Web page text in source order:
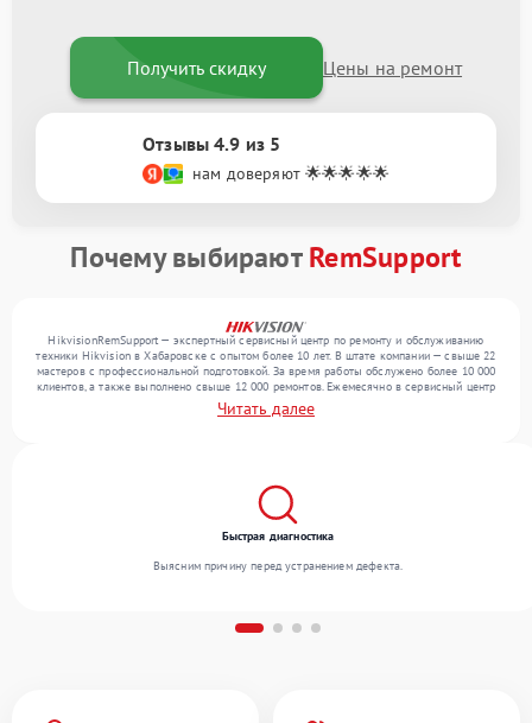
Получить скидку Цены на ремонт
Отзывы 4.9 из 5
нам доверяют 🌟🌟🌟🌟🌟
Почему выбираютRemSupport
HikvisionRemSupport — экспертный сервисный центр по ремонту и обслуживанию
техники Hikvision в Хабаровске с опытом более 10 лет. В штате компании — свыше 22
мастеров с профессиональной подготовкой. За время работы обслужено более 10 000
клиентов, а также выполнено свыше 12 000 ремонтов. Ежемесячно в сервисный центр
поступает свыше 300 единиц техники, включая , , . Мы выполняем ремонт различного
уровня сложности и гарантируем высокое качество обслуживания благодаря опыту
Читать далее
Быстрая диагностика
Выясним причину перед устранением дефекта.